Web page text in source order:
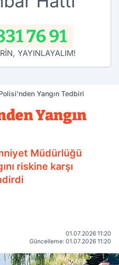
76 91
YAYINLAYALIM!
Yangın Tedbiri
Yangın
Müdürlüğü
riskine karşı
01.07.2026 11:20
Güncelleme: 01.07.2026 11:20